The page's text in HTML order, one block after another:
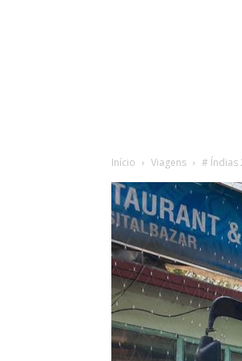
Início Viagens # Índias